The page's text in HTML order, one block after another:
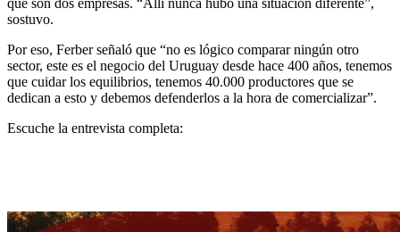
que son dos empresas. “Allí nunca hubo una situación diferente”,
sostuvo.
Por eso, Ferber señaló que “no es lógico comparar ningún otro
sector, este es el negocio del Uruguay desde hace 400 años, tenemos
que cuidar los equilibrios, tenemos 40.000 productores que se
dedican a esto y debemos defenderlos a la hora de comercializar”.
Escuche la entrevista completa: